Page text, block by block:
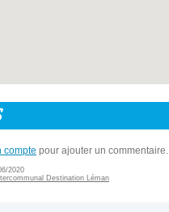
compte pour ajouter un commentaire.
2020
Destination Léman